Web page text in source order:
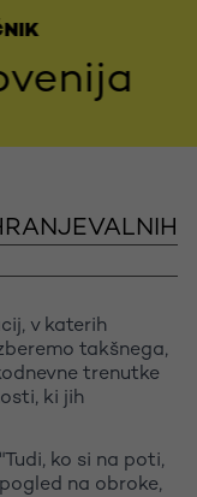
v katerih
takšnega,
trenutke
ki jih
ko si na poti,
na obroke,